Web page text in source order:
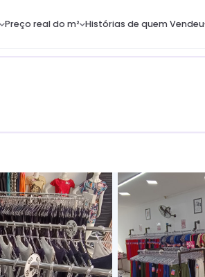
Preço real do m² Histórias de quem Vendeu